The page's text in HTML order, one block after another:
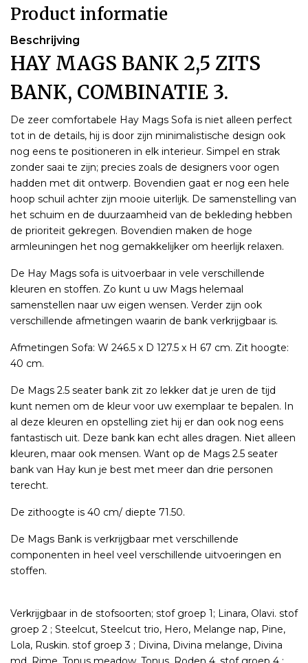
Product informatie
Beschrijving
HAY MAGS BANK 2,5 ZITS
BANK, COMBINATIE 3.
De zeer comfortabele Hay Mags Sofa is niet alleen perfect
tot in de details, hij is door zijn minimalistische design ook
nog eens te positioneren in elk interieur. Simpel en strak
zonder saai te zijn; precies zoals de designers voor ogen
hadden met dit ontwerp. Bovendien gaat er nog een hele
hoop schuil achter zijn mooie uiterlijk. De samenstelling van
het schuim en de duurzaamheid van de bekleding hebben
de prioriteit gekregen. Bovendien maken de hoge
armleuningen het nog gemakkelijker om heerlijk relaxen.
De Hay Mags sofa is uitvoerbaar in vele verschillende
kleuren en stoffen. Zo kunt u uw Mags helemaal
samenstellen naar uw eigen wensen. Verder zijn ook
verschillende afmetingen waarin de bank verkrijgbaar is.
Afmetingen Sofa: W 246.5 x D 127.5 x H 67 cm. Zit hoogte:
40 cm.
De Mags 2.5 seater bank zit zo lekker dat je uren de tijd
kunt nemen om de kleur voor uw exemplaar te bepalen. In
al deze kleuren en opstelling ziet hij er dan ook nog eens
fantastisch uit. Deze bank kan echt alles dragen. Niet alleen
kleuren, maar ook mensen. Want op de Mags 2.5 seater
bank van Hay kun je best met meer dan drie personen
terecht.
De zithoogte is 40 cm/ diepte 71.50.
De Mags Bank is verkrijgbaar met verschillende
componenten in heel veel verschillende uitvoeringen en
stoffen.
Verkrijgbaar in de stofsoorten; stof groep 1; Linara, Olavi. stof
groep 2 ; Steelcut, Steelcut trio, Hero, Melange nap, Pine,
Lola, Ruskin. stof groep 3 ; Divina, Divina melange, Divina